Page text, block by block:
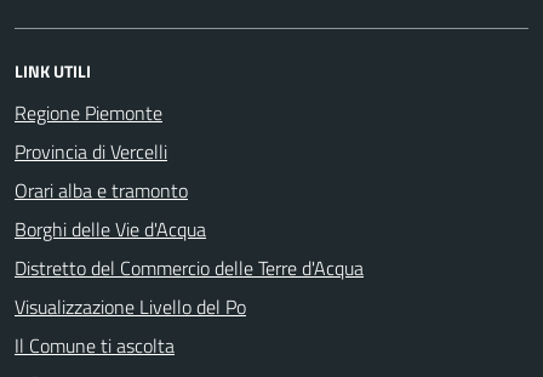
LINK UTILI
Regione Piemonte
Provincia di Vercelli
Orari alba e tramonto
Borghi delle Vie d'Acqua
Distretto del Commercio delle Terre d'Acqua
Visualizzazione Livello del Po
Il Comune ti ascolta